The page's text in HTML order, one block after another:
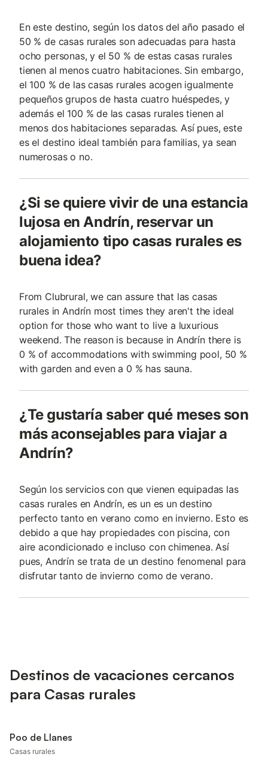
En este destino, según los datos del año pasado el
50 % de casas rurales son adecuadas para hasta
ocho personas, y el 50 % de estas casas rurales
tienen al menos cuatro habitaciones. Sin embargo,
el 100 % de las casas rurales acogen igualmente
pequeños grupos de hasta cuatro huéspedes, y
además el 100 % de las casas rurales tienen al
menos dos habitaciones separadas. Así pues, este
es el destino ideal también para familias, ya sean
numerosas o no.
¿Si se quiere vivir de una estancia
lujosa en Andrín, reservar un
alojamiento tipo casas rurales es
buena idea?
From Clubrural, we can assure that las casas
rurales in Andrín most times they aren't the ideal
option for those who want to live a luxurious
weekend. The reason is because in Andrín there is
0 % of accommodations with swimming pool, 50 %
with garden and even a 0 % has sauna.
¿Te gustaría saber qué meses son
más aconsejables para viajar a
Andrín?
Según los servicios con que vienen equipadas las
casas rurales en Andrín, es un es un destino
perfecto tanto en verano como en invierno. Esto es
debido a que hay propiedades con piscina, con
aire acondicionado e incluso con chimenea. Así
pues, Andrín se trata de un destino fenomenal para
disfrutar tanto de invierno como de verano.
Destinos de vacaciones cercanos
para Casas rurales
Poo de Llanes
Casas rurales